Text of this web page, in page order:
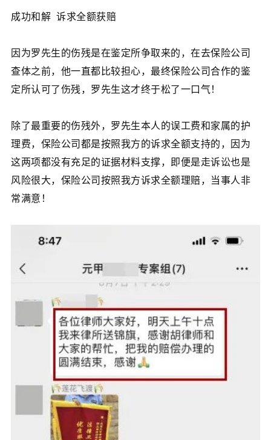
成功和解 诉求全额获赔
因为罗先生的伤残是在鉴定所争取来的，在去保险公司
查体之前，他一直都比较担心，最终保险公司合作的鉴
定所认可了伤残，罗先生这才终于松了一口气！
除了最重要的伤残外，罗先生本人的误工费和家属的护
理费，保险公司都是按照我方的诉求全额支持的，因为
这两项都没有充足的证据材料支撑，即便是走诉讼也是
风险很大，保险公司按照我方诉求全额理赔，当事人非
常满意！